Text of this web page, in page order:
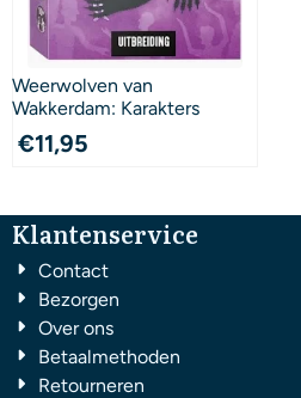
Weerwolven van
Wakkerdam: Karakters
€11,95
Klantenservice
Contact
Bezorgen
Over ons
Betaalmethoden
Retourneren